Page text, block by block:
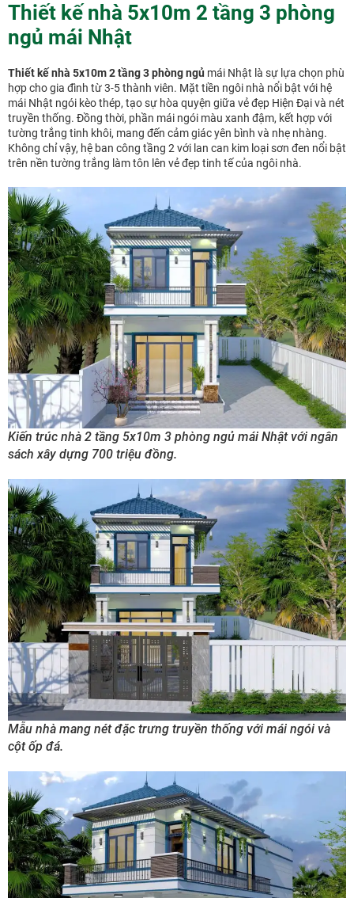
Thiết kế nhà 5x10m 2 tầng 3 phòng
ngủ mái Nhật
Thiết kế nhà 5x10m 2 tầng 3 phòng ngủ mái Nhật là sự lựa chọn phù
hợp cho gia đình từ 3-5 thành viên. Mặt tiền ngôi nhà nổi bật với hệ
mái Nhật ngói kèo thép, tạo sự hòa quyện giữa vẻ đẹp Hiện Đại và nét
truyền thống. Đồng thời, phần mái ngói màu xanh đậm, kết hợp với
tường trắng tinh khôi, mang đến cảm giác yên bình và nhẹ nhàng.
Không chỉ vậy, hệ ban công tầng 2 với lan can kim loại sơn đen nổi bật
trên nền tường trắng làm tôn lên vẻ đẹp tinh tế của ngôi nhà.
Kiến trúc nhà 2 tầng 5x10m 3 phòng ngủ mái Nhật với ngân
sách xây dựng 700 triệu đồng.
Mẫu nhà mang nét đặc trưng truyền thống với mái ngói và
cột ốp đá.